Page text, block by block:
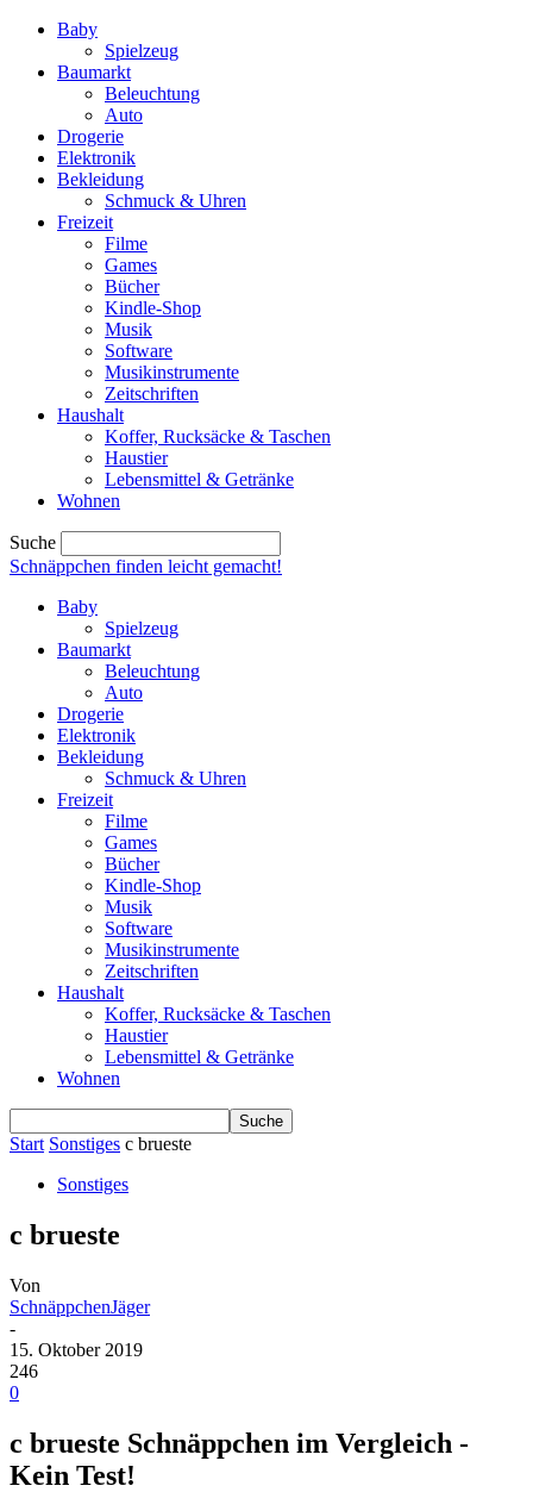
Baby
Spielzeug
Baumarkt
Beleuchtung
Auto
Drogerie
Elektronik
Bekleidung
Schmuck & Uhren
Freizeit
Filme
Games
Bücher
Kindle-Shop
Musik
Software
Musikinstrumente
Zeitschriften
Haushalt
Koffer, Rucksäcke & Taschen
Haustier
Lebensmittel & Getränke
Wohnen
Suche
Schnäppchen finden leicht gemacht!
Baby
Spielzeug
Baumarkt
Beleuchtung
Auto
Drogerie
Elektronik
Bekleidung
Schmuck & Uhren
Freizeit
Filme
Games
Bücher
Kindle-Shop
Musik
Software
Musikinstrumente
Zeitschriften
Haushalt
Koffer, Rucksäcke & Taschen
Haustier
Lebensmittel & Getränke
Wohnen
Start Sonstiges c brueste
Sonstiges
c brueste
Von
SchnäppchenJäger
-
15. Oktober 2019
246
0
c brueste Schnäppchen im Vergleich -
Kein Test!